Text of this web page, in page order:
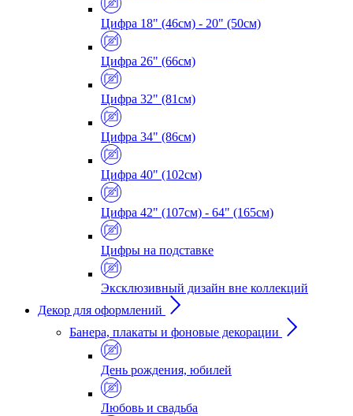
Цифра 18" (46см) - 20" (50см)
Цифра 26" (66см)
Цифра 32" (81см)
Цифра 34" (86см)
Цифра 40" (102см)
Цифра 42" (107см) - 64" (165см)
Цифры на подставке
Эксклюзивный дизайн вне коллекций
Декор для оформлений
Банера, плакаты и фоновые декорации
День рождения, юбилей
Любовь и свадьба